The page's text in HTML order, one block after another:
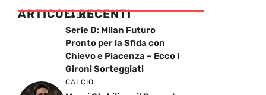
ARTICOLI RECENTI
CALCIO
Serie D: Milan Futuro
Pronto per la Sfida con
Chievo e Piacenza – Ecco i
Gironi Sorteggiati
CALCIO